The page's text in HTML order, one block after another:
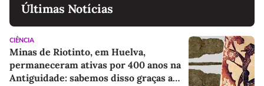
Últimas Notícias
CIÊNCIA
Minas de Riotinto, em Huelva,
permaneceram ativas por 400 anos na
Antiguidade: sabemos disso graças a